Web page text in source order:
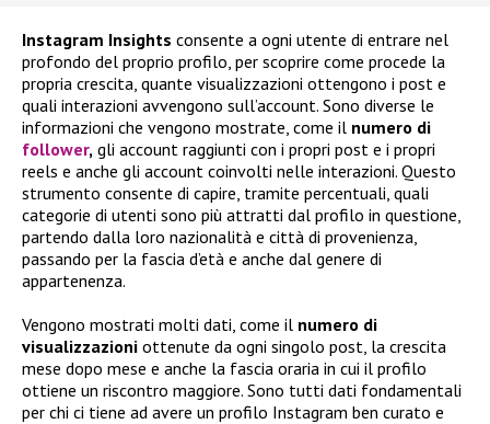
Instagram Insights consente a ogni utente di entrare nel
profondo del proprio profilo, per scoprire come procede la
propria crescita, quante visualizzazioni ottengono i post e
quali interazioni avvengono sull’account. Sono diverse le
informazioni che vengono mostrate, come il numero di
follower, gli account raggiunti con i propri post e i propri
reels e anche gli account coinvolti nelle interazioni. Questo
strumento consente di capire, tramite percentuali, quali
categorie di utenti sono più attratti dal profilo in questione,
partendo dalla loro nazionalità e città di provenienza,
passando per la fascia d’età e anche dal genere di
appartenenza.
Vengono mostrati molti dati, come il numero di
visualizzazioni ottenute da ogni singolo post, la crescita
mese dopo mese e anche la fascia oraria in cui il profilo
ottiene un riscontro maggiore. Sono tutti dati fondamentali
per chi ci tiene ad avere un profilo Instagram ben curato e